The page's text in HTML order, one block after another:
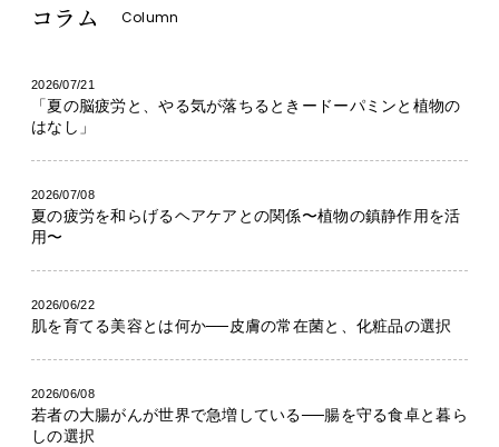
コラム Column
2026/07/21
「夏の脳疲労と、やる気が落ちるときードーパミンと植物の
はなし」
2026/07/08
夏の疲労を和らげるヘアケアとの関係〜植物の鎮静作用を活
用〜
2026/06/22
肌を育てる美容とは何か──皮膚の常在菌と、化粧品の選択
2026/06/08
若者の大腸がんが世界で急増している──腸を守る食卓と暮ら
しの選択